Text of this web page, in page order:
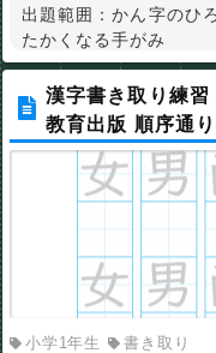
出題範囲：かん字のひ
たかくなる手がみ
漢字書き取り練習
教育出版 順序通
小学1年生 書き取り